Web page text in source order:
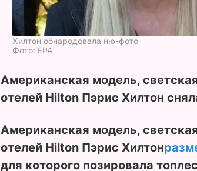
Хилтон обнародовала ню-фото
Фото: EPA
Американская модель,
отелей Hilton Пэрис Хилтон
Американская модель,
отелей Hilton Пэрис Хилтон
для которого позировала